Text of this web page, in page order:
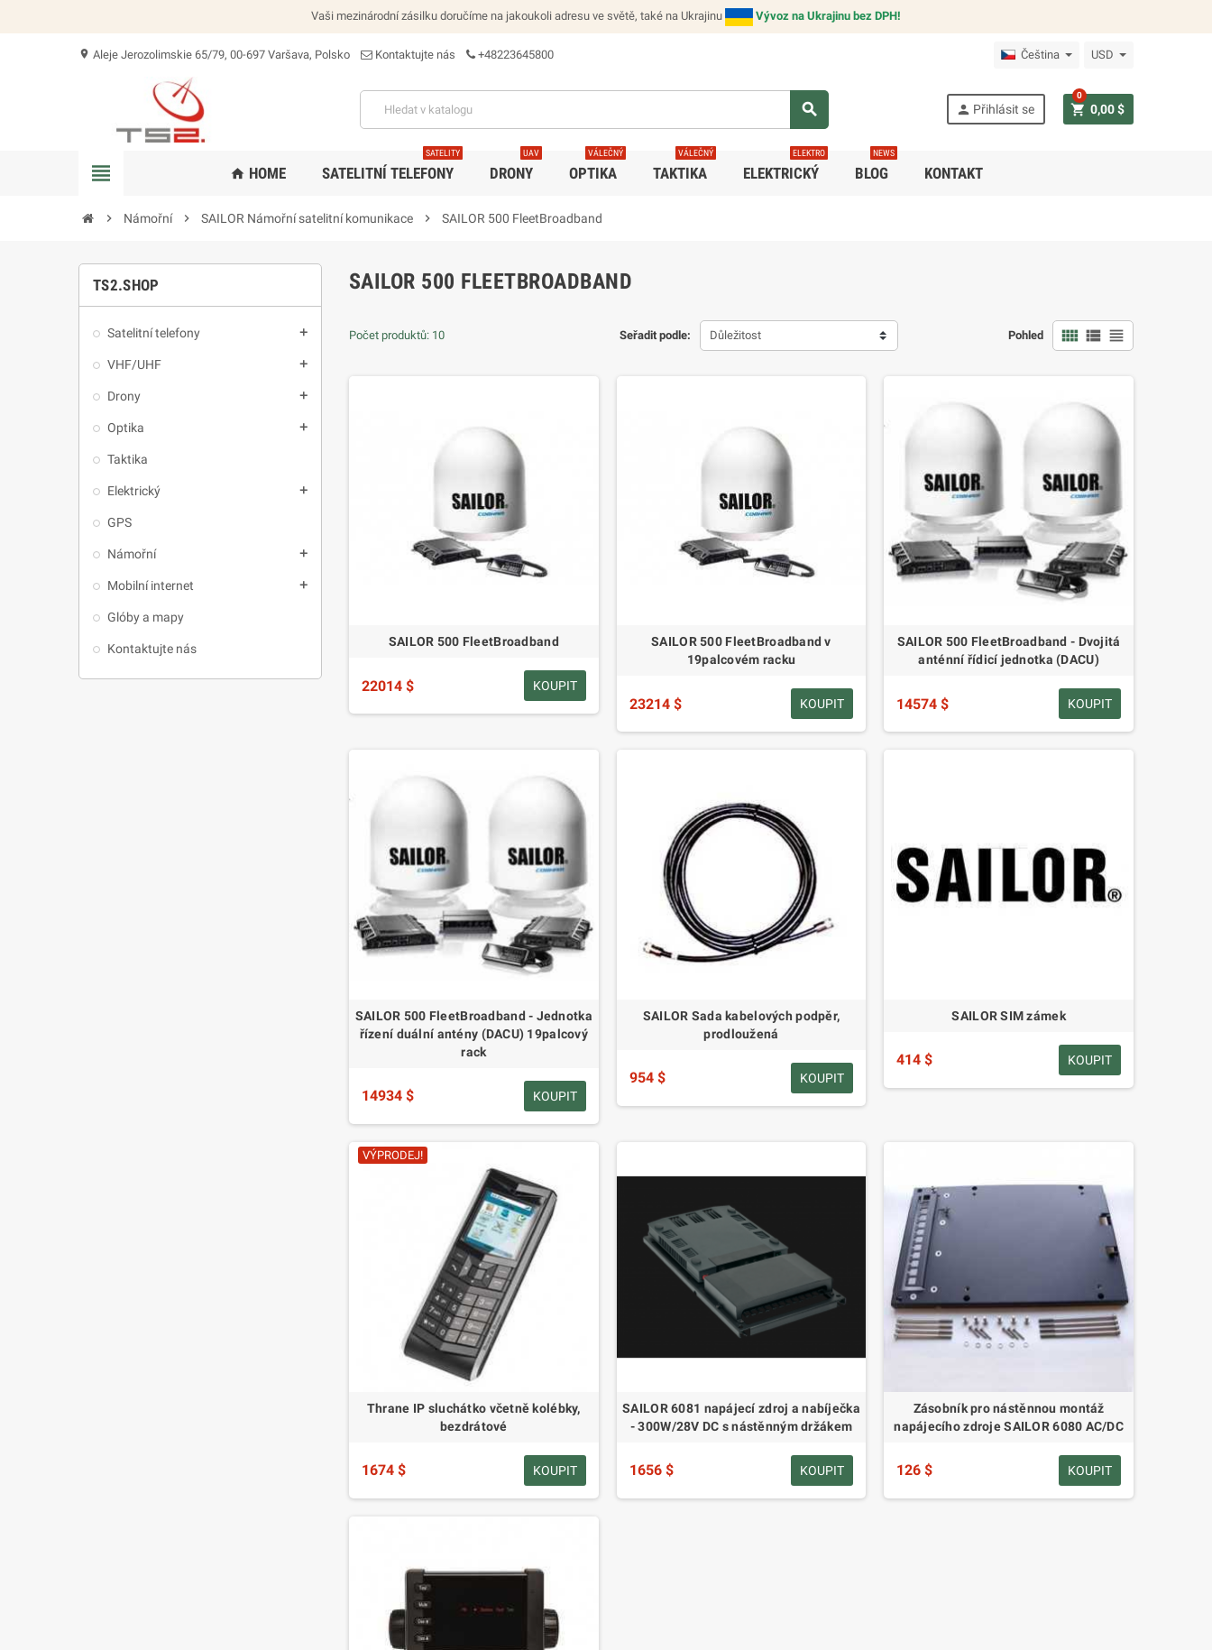
Vaši mezinárodní zásilku doručíme na jakoukoli adresu ve světě, také na Ukrajinu Vývoz na Ukrajinu bez DPH!
location_on Aleje Jerozolimskie 65/79, 00-697 Varšava, Polsko Kontaktujte nás +48223645800 Čeština USD
search person Přihlásit se shopping_cart 0,00 $
0
view_headline home HOME SATELITNÍ TELEFONY
SATELITY
DRONY
UAV
OPTIKA
VÁLEČNÝ
TAKTIKA
VÁLEČNÝ
ELEKTRICKÝ
ELEKTRO
BLOG
NEWS
KONTAKT
chevron_right Námořní chevron_right SAILOR Námořní satelitní komunikace chevron_right SAILOR 500 FleetBroadband
TS2.SHOP
Satelitní telefony add
VHF/UHF add
Drony add
Optika add
Taktika
Elektrický add
GPS
Námořní add
Mobilní internet add
Glóby a mapy
Kontaktujte nás
SAILOR 500 FLEETBROADBAND
Seřadit podle: Důležitost Pohled view_comfy view_list view_headline
Počet produktů: 10
SAILOR 500 FleetBroadband
22014 $ KOUPIT
SAILOR 500 FleetBroadband v
19palcovém racku
23214 $ KOUPIT
SAILOR 500 FleetBroadband - Dvojitá
anténní řídicí jednotka (DACU)
14574 $ KOUPIT
SAILOR 500 FleetBroadband - Jednotka
řízení duální antény (DACU) 19palcový
rack
14934 $ KOUPIT
SAILOR Sada kabelových podpěr,
prodloužená
954 $ KOUPIT
SAILOR SIM zámek
414 $ KOUPIT
VÝPRODEJ!
Thrane IP sluchátko včetně kolébky,
bezdrátové
1674 $ KOUPIT
SAILOR 6081 napájecí zdroj a nabíječka
- 300W/28V DC s nástěnným držákem
1656 $ KOUPIT
Zásobník pro nástěnnou montáž
napájecího zdroje SAILOR 6080 AC/DC
126 $ KOUPIT